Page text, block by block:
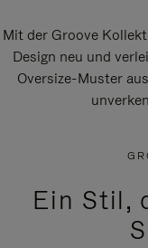
Mit der Groove
Design neu und
Oversize-Muster
Ein Stil,